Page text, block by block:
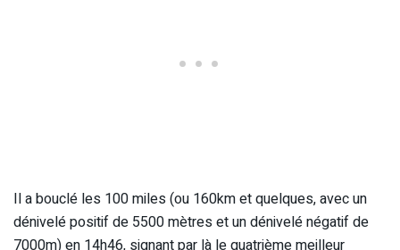
Il a bouclé les 100 miles (ou 160km et quelques, avec un
dénivelé positif de 5500 mètres et un dénivelé négatif de